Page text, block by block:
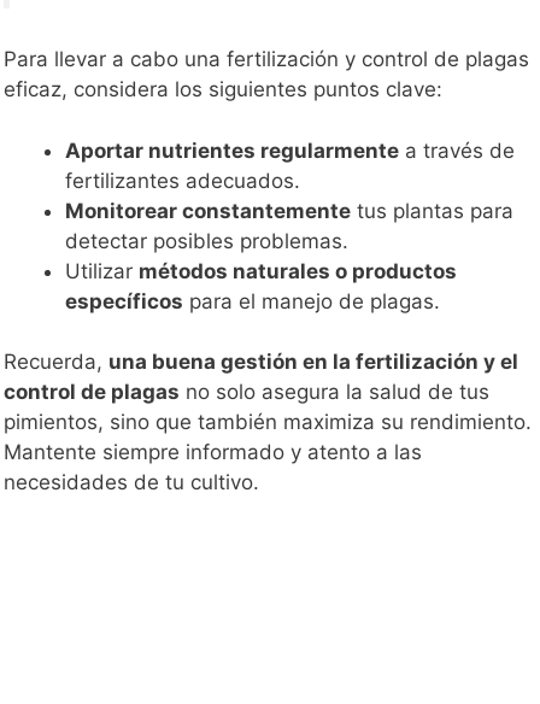
Para llevar a cabo una fertilización y control de plagas
eficaz, considera los siguientes puntos clave:
Aportar nutrientes regularmente a través de
fertilizantes adecuados.
Monitorear constantemente tus plantas para
detectar posibles problemas.
Utilizar métodos naturales o productos
específicos para el manejo de plagas.
Recuerda, una buena gestión en la fertilización y el
control de plagas no solo asegura la salud de tus
pimientos, sino que también maximiza su rendimiento.
Mantente siempre informado y atento a las
necesidades de tu cultivo.